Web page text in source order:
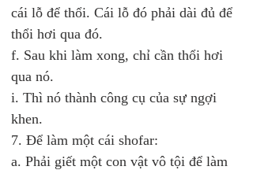
cái lỗ để thổi. Cái lỗ đó phải dài đủ để
thổi hơi qua đó.
f. Sau khi làm xong, chỉ cần thổi hơi
qua nó.
i. Thì nó thành công cụ của sự ngợi
khen.
7. Để làm một cái shofar:
a. Phải giết một con vật vô tội để làm